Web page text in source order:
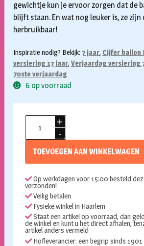
gewichtje kun je ervoor zorgen dat de
blijft staan. En wat nog leuker is, ze zijn
herbruikbaar!
Inspiratie nodig? Bekijk: 7 jaar, Cijfer ballon
versiering 17 jaar, Verjaardag versiering
70ste verjaardag
6 op voorraad
Folieballon
cijfer
86cm
aantal
TOEVOEGEN AAN WINKELWAGEN
Op werkdagen voor 15:00 besteld
verzonden!
Veilig betalen
Fysieke winkel in Haarlem
Staat een artikel op voorraad, dan
de winkel en kunt u het direct afhalen,
artikel anders vermeld
Hofleverancier: een begrip sinds 1901